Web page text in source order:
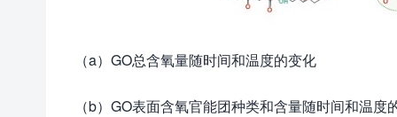
（a）GO总含氧量随时间和温度的变化
（b）GO表面含氧官能团种类和含量随时间和温度